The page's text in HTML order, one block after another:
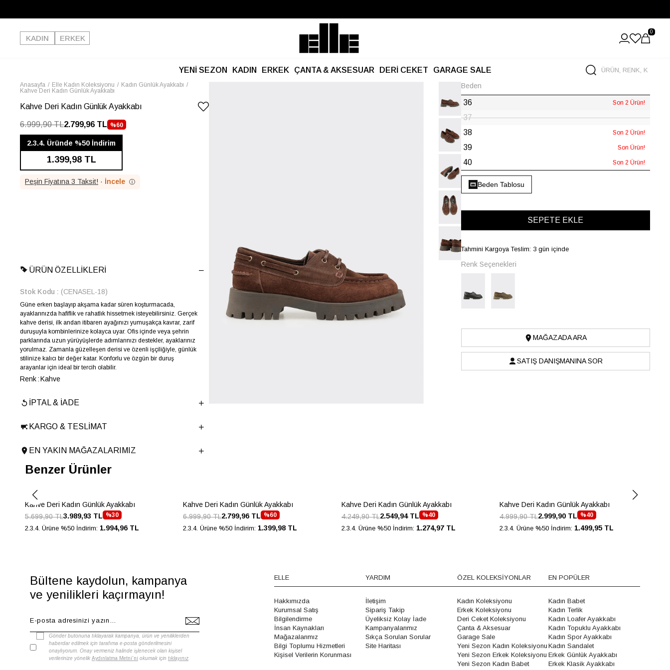
Kargo Ücretsiz!
KADIN
ERKEK
0
YENİ SEZON KADIN ERKEK ÇANTA & AKSESUAR DERİ CEKET GARAGE SALE
Anasayfa Elle Kadın Koleksiyonu
Kadın Günlük Ayakkabı
Kahve Deri Kadın Günlük Ayakkabı
Kahve Deri Kadın Günlük Ayakkabı
6.999,90 TL2.799,96 TL %60
İNDIRIM
2.3.4. Üründe %50 İndirim
1.399,98 TL
Peşin Fiyatına 3 Taksit! · İncele ⓘ
ÜRÜN ÖZELLIKLERI
Stok Kodu (CENASEL-18)
Güne erken başlayıp akşama kadar süren koşturmacada,
ayaklarınızda hafiflik ve rahatlık hissetmek isteyebilirsiniz. Gerçek
kahve derisi, ilk andan itibaren ayağınızı yumuşakça kavrar, zarif
duruşuyla kombinlerinize kolayca uyar. Ofis içinde veya şehrin
parklarında uzun yürüyüşlerde adımlarınızı destekler, ayaklarınız
yorulmaz. Zamanla güzelleşen derisi ve özenli işçiliğiyle, günlük
stilinize kalıcı bir değer katar. Konforlu ve özgün bir duruş
arayanlar için ideal bir tercih olabilir.
Renk Kahve
Marka
ELLE
Astar Malzemesi
Poliüretan
4 cm
Ürün Cinsi
Menşei TURKIYE
Ürün Grubu AYAKKABI
İPTAL & İADE
KARGO & TESLIMAT
EN YAKIN MAĞAZALARIMIZ
Beden
36 Son 2 Ürün!
37
38
Son 2 Ürün!
39 Son Ürün!
40 Son 2 Ürün!
Beden Tablosu
Tahmini Kargoya Teslim: 3 gün içinde
Renk Seçenekleri
MAĞAZADA ARA
SATIŞ DANIŞMANINA SOR
Benzer Ürünler
Kahve Deri Kadın Günlük Ayakkabı
%30
3.989,93 TL
5.699,90 TL
2.3.4. Ürüne %50 İndirim: 1.994,96 TL
Kahve Deri Kadın Günlük Ayakkabı
%60
2.799,96 TL
6.999,90 TL
2.3.4. Ürüne %50 İndirim: 1.399,98 TL
Kahve Deri Kadın Günlük Ayakkabı
%40
2.549,94 TL
4.249,90 TL
2.3.4. Ürüne %50 İndirim: 1.274,97 TL
Kahve Deri Kadın Günlük Ayakkabı
%40
2.999,90 TL
4.999,90 TL
2.3.4. Ürüne %50 İndirim: 1.499,95 TL
Bültene kaydolun, kampanya
ve yenilikleri kaçırmayın!
Gönder butonuna tıklayarak kampanya, ürün ve yeniliklerden
haberdar edilmek için tarafıma e-posta gönderilmesini
onaylıyorum. Onay vermeniz halinde işlenecek olan kişisel
verilerinize yönelik Aydınlatma Metni'ni okumak için tıklayınız
ELLE
Hakkımızda
Kurumsal Satış
Bilgilendirme
İnsan Kaynakları
Mağazalarımız
Bilgi Toplumu Hizmetleri
Kişisel Verilerin Korunması
YARDIM
İletişim
Sipariş Takip
Üyeliksiz Kolay İade
Kampanyalarımız
Sıkça Sorulan Sorular
Site Haritası
ÖZEL KOLEKSİYONLAR
Kadın Koleksiyonu
Erkek Koleksiyonu
Deri Ceket Koleksiyonu
Çanta & Aksesuar
Garage Sale
Yeni Sezon Kadın Koleksiyonu
Yeni Sezon Erkek Koleksiyonu
Yeni Sezon Kadın Babet
EN POPÜLER
Kadın Babet
Kadın Terlik
Kadın Loafer Ayakkabı
Kadın Topuklu Ayakkabı
Kadın Spor Ayakkabı
Kadın Sandalet
Erkek Günlük Ayakkabı
Erkek Klasik Ayakkabı